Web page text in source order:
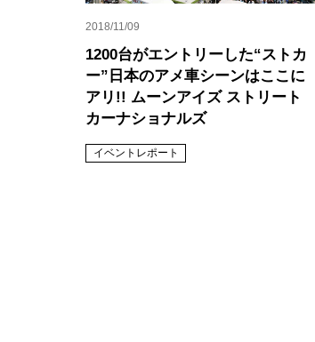
2018/11/09
1200台がエントリーした“ストカ
ー”日本のアメ車シーンはここに
アリ!! ムーンアイズ ストリート
カーナショナルズ
イベントレポート